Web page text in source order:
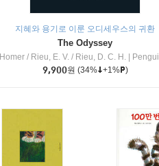
지혜와 용기로 이룬 오디세우스의 귀환
The Odyssey
Homer / Rieu, E. V. / Rieu, D. C. H.
Penguin Group
9,900원 (34% +1% )